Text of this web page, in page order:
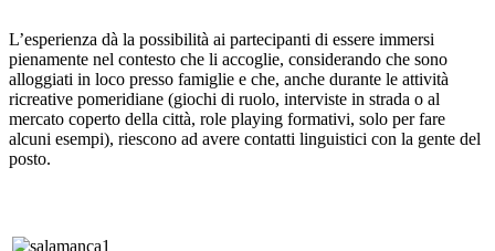
L’esperienza dà la possibilità ai partecipanti di essere immersi
pienamente nel contesto che li accoglie, considerando che sono
alloggiati in loco presso famiglie e che, anche durante le attività
ricreative pomeridiane (giochi di ruolo, interviste in strada o al
mercato coperto della città, role playing formativi, solo per fare
alcuni esempi), riescono ad avere contatti linguistici con la gente del
posto.